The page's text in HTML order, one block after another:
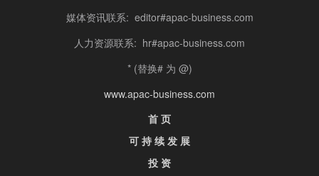
媒体资讯联系: editor#apac-business.com
人力资源联系: hr#apac-business.com
* (替换# 为 @)
www.apac-business.com
首 页
可 持 续 发 展
投 资